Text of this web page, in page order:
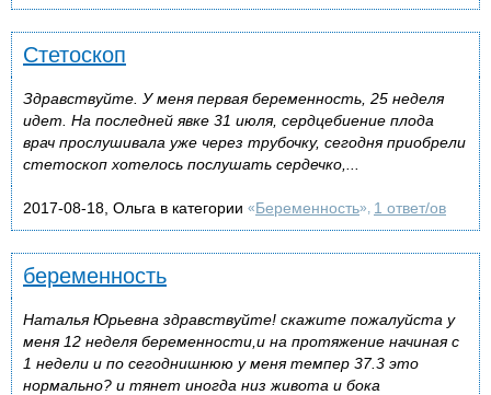
Стетоскоп
Здравствуйте. У меня первая беременность, 25 неделя
идет. На последней явке 31 июля, сердцебиение плода
врач прослушивала уже через трубочку, сегодня приобрели
стетоскоп хотелось послушать сердечко,...
2017-08-18, Ольга в категории «Беременность», 1 ответ/ов
беременность
Наталья Юрьевна здравствуйте! скажите пожалуйста у
меня 12 неделя беременности,и на протяжение начиная с
1 недели и по сегоднишнюю у меня темпер 37.3 это
нормально? и тянет иногда низ живота и бока